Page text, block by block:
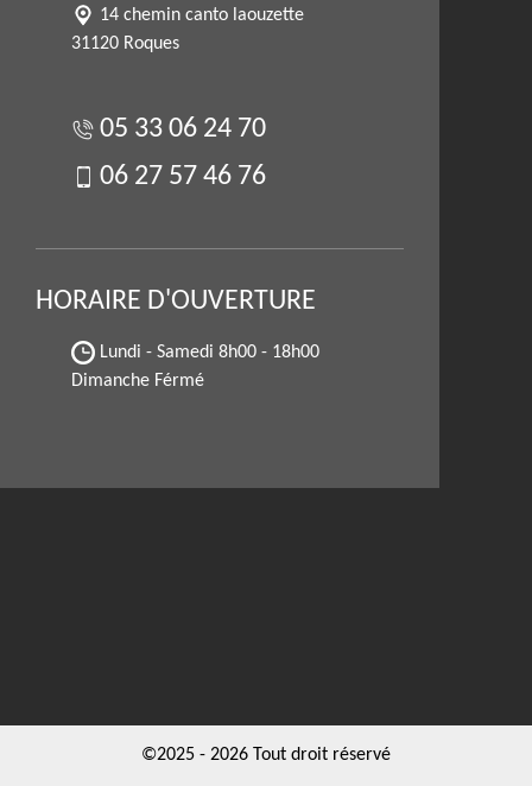
14 chemin canto laouzette
31120 Roques
05 33 06 24 70
06 27 57 46 76
HORAIRE D'OUVERTURE
Lundi - Samedi 8h00 - 18h00
Dimanche Férmé
©2025 - 2026 Tout droit réservé